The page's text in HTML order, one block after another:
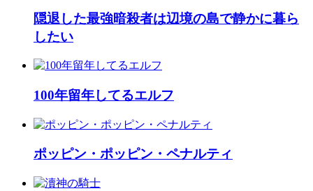
隠退した最強暗殺者は辺境の島で静かに暮ら
したい
100年留年してるエルフ
ポッピン・ポッピン・ペナルティ